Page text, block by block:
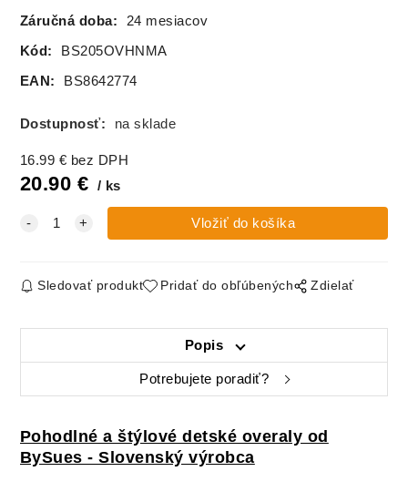
Záručná doba: 24 mesiacov
Kód: BS205OVHNMA
EAN: BS8642774
Dostupnosť: na sklade
16.99 € bez DPH
20.90 € ks
Sledovať produkt Pridať do obľúbených Zdielať
Popis
Potrebujete poradiť?
Pohodlné a štýlové detské overaly od
BySues - Slovenský výrobca